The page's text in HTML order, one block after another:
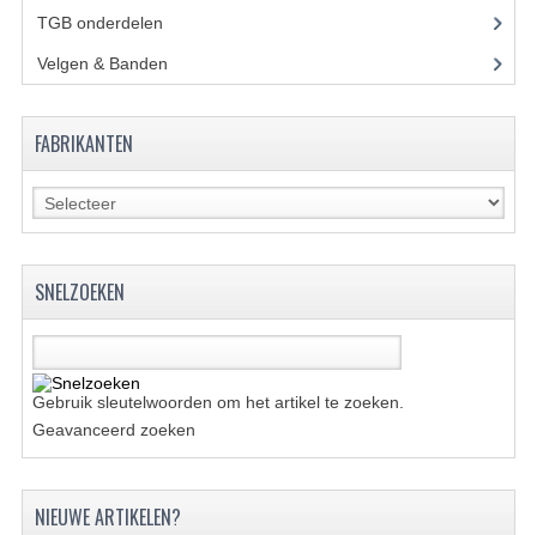
TANDWIELEN EN KETTING
TGB onderdelen
Velgen & Banden
FABRIKANTEN
SNELZOEKEN
Gebruik sleutelwoorden om het artikel te zoeken.
Geavanceerd zoeken
NIEUWE ARTIKELEN?